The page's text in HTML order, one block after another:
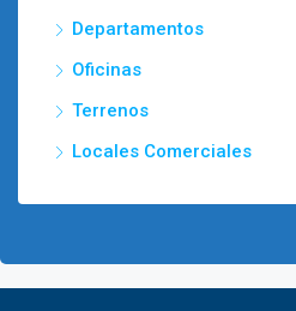
Departamentos
Oficinas
Terrenos
Locales Comerciales